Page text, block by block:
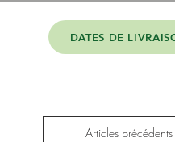
DATES DE
Articles précédents